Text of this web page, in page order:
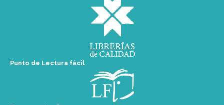
Punto de Lectura fácil